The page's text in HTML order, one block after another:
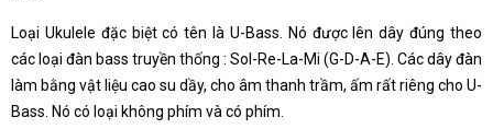
Loại Ukulele đặc biệt có tên là U-Bass. Nó được lên dây đúng theo
các loại đàn bass truyền thống : Sol-Re-La-Mi (G-D-A-E). Các dây đàn
làm bằng vật liệu cao su dầy, cho âm thanh trầm, ấm rất riêng cho U-
Bass. Nó có loại không phím và có phím.